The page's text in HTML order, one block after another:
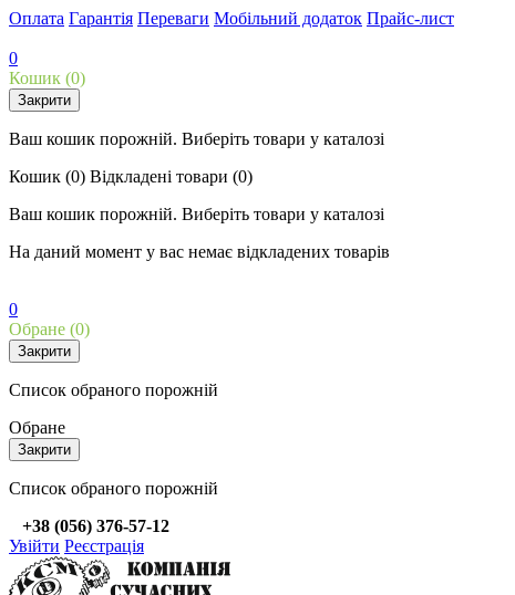
Оплата Гарантія Переваги Мобільний додаток Прайс-лист
0
Кошик (0)
Закрити
Ваш кошик порожній. Виберіть товари у каталозі
Кошик (0) Відкладені товари (0)
Ваш кошик порожній. Виберіть товари у каталозі
На даний момент у вас немає відкладених товарів
0
Обране (0)
Закрити
Список обраного порожній
Обране
Закрити
Список обраного порожній
+38 (056) 376-57-12
Увійти Реєстрація